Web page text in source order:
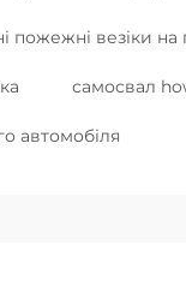
пожежні везіки
самосвал
автомобіля